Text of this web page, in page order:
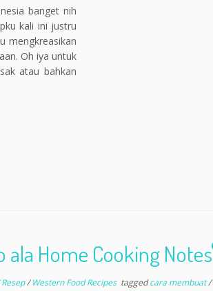
banget nih
kali ini justru
mengkreasikan
Oh iya untuk
atau bahkan
ala Home Cooking Notes
/Western Food Recipes taggedcara membuat/